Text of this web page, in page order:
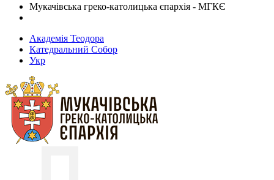
Мукачівська греко-католицька єпархія - МГКЄ
Академія Теодора
Катедральний Собор
Укр